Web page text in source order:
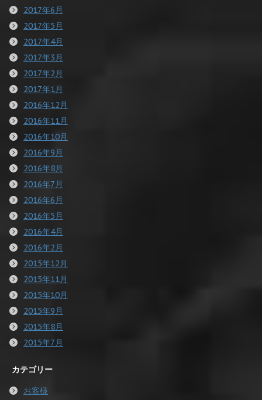
2017年6月
2017年5月
2017年4月
2017年3月
2017年2月
2017年1月
2016年12月
2016年11月
2016年10月
2016年9月
2016年8月
2016年7月
2016年6月
2016年5月
2016年4月
2016年2月
2015年12月
2015年11月
2015年10月
2015年9月
2015年8月
2015年7月
カテゴリー
お客様